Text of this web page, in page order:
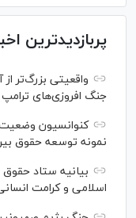
پربازدیدترین
واقعیتی بزرگ‌تر
جنگ افروزی‌های ترامپ
کنوانسیون
نمونه توسعه حقوق
بیانیه ستاد
اسلامی و کرامت